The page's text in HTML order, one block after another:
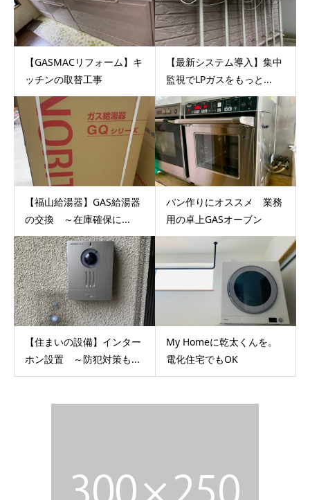
【GASMACリフォーム】キ
ッチンの取替工事
【最新システム導入】集中
監視でLPガスをもっと...
【福山給湯器】GAS給湯器
の交換 ～在庫確保に...
パン作りにオススメ 業務
用の卓上GASオーブン
【住まいの設備】インター
ホン設置 ～防犯対策も...
My Homeに乾太くんを。
電化住宅でもOK